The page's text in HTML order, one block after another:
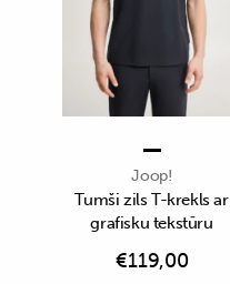
Joop!
Tumši zils T-krekls ar
grafisku tekstūru
€119,00